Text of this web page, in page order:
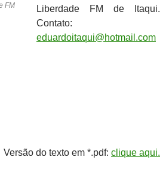
FM
Liberdade FM de Itaqui.
Contato:
eduardoitaqui@hotmail.com
Versão do texto em *.pdf: clique aqui.